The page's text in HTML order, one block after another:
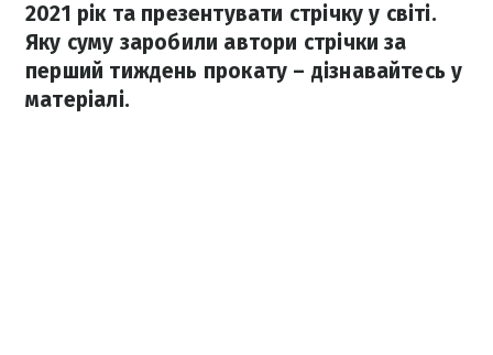
2021 рік та презентувати стрічку у світі.
Яку суму заробили автори стрічки за
перший тиждень прокату – дізнавайтесь у
матеріалі.